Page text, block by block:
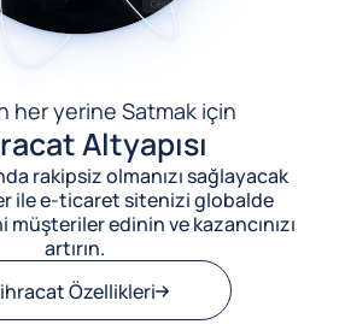
her yerine Satmak için
Altyapısı
rakipsiz olmanızı sağlayacak
ile e-ticaret sitenizi globalde
edinin ve kazancınızı
artırın.
Özellikleri